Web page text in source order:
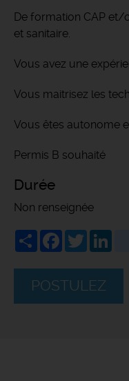
De formation CAP et/
et sanitaire.
Vous avez une
Vous maitrisez les
Vous êtes autonome
Permis B souhaité
Durée
Non renseignée
ShareFacebook
Twitter
POSTULEZ